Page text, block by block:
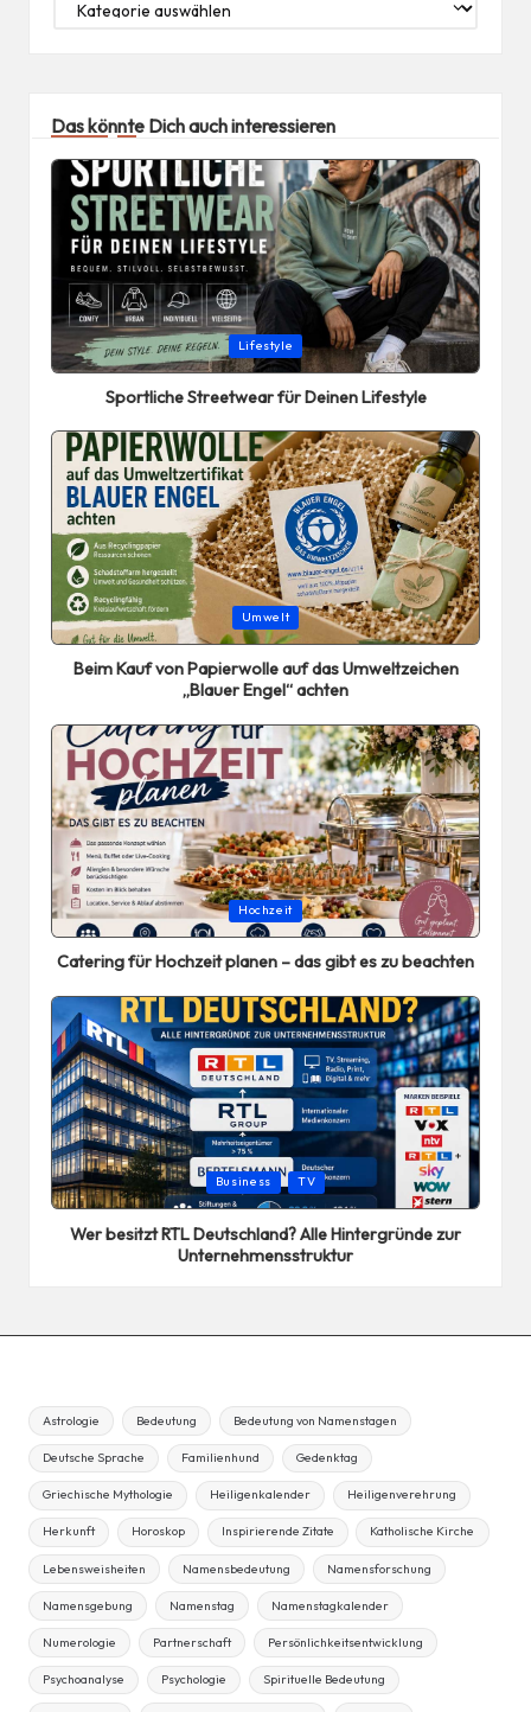
Das könnte Dich auch interessieren
Posted
in
Lifestyle
Sportliche Streetwear für Deinen Lifestyle
Posted
in
Umwelt
Beim Kauf von Papierwolle auf das Umweltzeichen
„Blauer Engel“ achten
Posted
in
Hochzeit
Catering für Hochzeit planen – das gibt es zu beachten
Posted
in
Business TV
Wer besitzt RTL Deutschland? Alle Hintergründe zur
Unternehmensstruktur
Astrologie Bedeutung Bedeutung von Namenstagen
Deutsche Sprache Familienhund Gedenktag
Griechische Mythologie Heiligenkalender Heiligenverehrung
Herkunft Horoskop Inspirierende Zitate Katholische Kirche
Lebensweisheiten Namensbedeutung Namensforschung
Namensgebung Namenstag Namenstagkalender
Numerologie Partnerschaft Persönlichkeitsentwicklung
Psychoanalyse Psychologie Spirituelle Bedeutung